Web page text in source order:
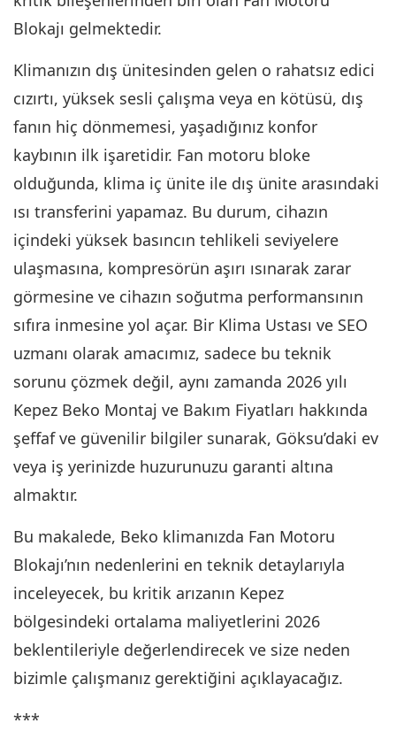
Blokajı gelmektedir.
Klimanızın dış ünitesinden gelen o rahatsız edici
cızırtı, yüksek sesli çalışma veya en kötüsü, dış
fanın hiç dönmemesi, yaşadığınız konfor
kaybının ilk işaretidir. Fan motoru bloke
olduğunda, klima iç ünite ile dış ünite arasındaki
ısı transferini yapamaz. Bu durum, cihazın
içindeki yüksek basıncın tehlikeli seviyelere
ulaşmasına, kompresörün aşırı ısınarak zarar
görmesine ve cihazın soğutma performansının
sıfıra inmesine yol açar. Bir Klima Ustası ve SEO
uzmanı olarak amacımız, sadece bu teknik
sorunu çözmek değil, aynı zamanda 2026 yılı
Kepez Beko Montaj ve Bakım Fiyatları hakkında
şeffaf ve güvenilir bilgiler sunarak, Göksu’daki ev
veya iş yerinizde huzurunuzu garanti altına
almaktır.
Bu makalede, Beko klimanızda Fan Motoru
Blokajı’nın nedenlerini en teknik detaylarıyla
inceleyecek, bu kritik arızanın Kepez
bölgesindeki ortalama maliyetlerini 2026
beklentileriyle değerlendirecek ve size neden
bizimle çalışmanız gerektiğini açıklayacağız.
***